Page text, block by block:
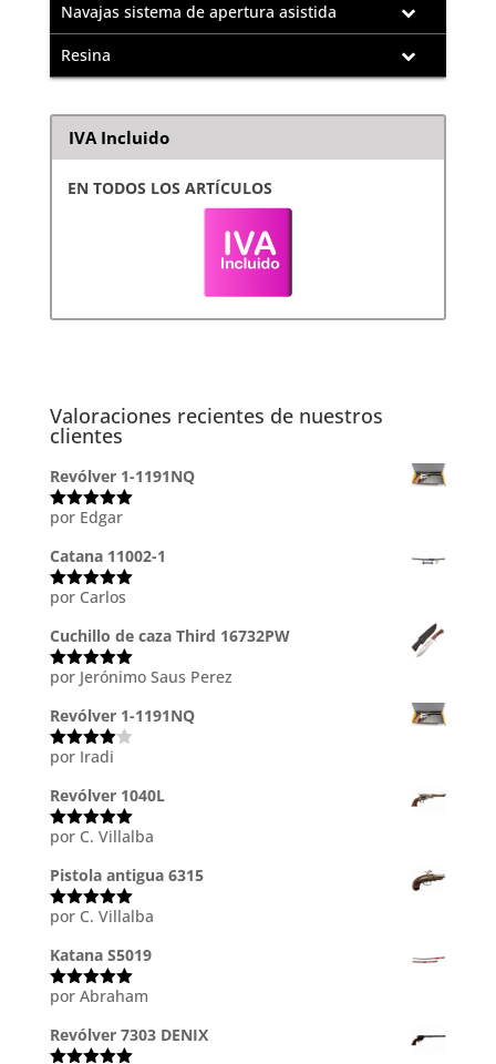
Navajas sistema de apertura asistida
Resina
IVA Incluido
EN TODOS LOS ARTÍCULOS
Valoraciones recientes de nuestros
clientes
Revólver 1-1191NQ
Valorado
por Edgar
Catana 11002-1
Valorado
por Carlos
Cuchillo de caza Third 16732PW
Valorado
por Jerónimo Saus Perez
Revólver 1-1191NQ
Valorado
5
por Iradi
Revólver 1040L
Valorado
por C. Villalba
Pistola antigua 6315
Valorado
por C. Villalba
Katana S5019
Valorado
por Abraham
Revólver 7303 DENIX